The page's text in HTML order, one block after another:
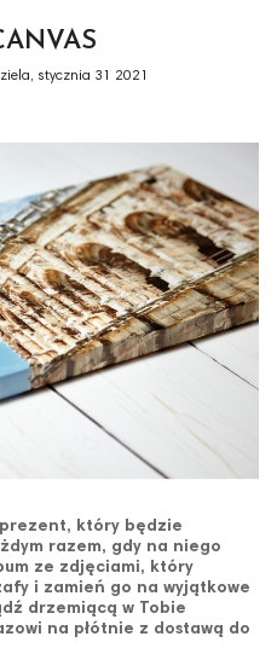
stycznia 31 2021
który będzie
razem, gdy na niego
ze zdjęciami, który
i zamień go na wyjątkowe
drzemiącą w Tobie
na płótnie z dostawą do